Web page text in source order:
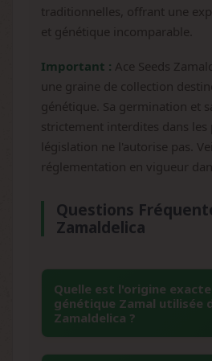
traditionnelles, offrant une
et génétique incomparable.
Important : Ace Seeds
une graine de collection
génétique. Sa germination et
strictement interdites dans les
législation ne l'autorise pas.
réglementation en vigueur
Questions
Zamaldelica
Quelle est l'origine
génétique Zamal utilisée
Zamaldelica ?